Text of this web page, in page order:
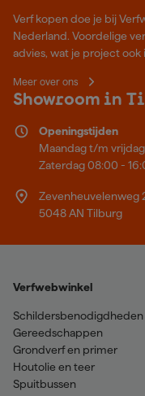
Verf kopen doe je bij
Nederland. Voordelige
advies, wat je project ook
Meer over ons
Showroom in
Openingstijden
Maandag t/m
Zaterdag 08:00 -
Zevenheuvelenweg
5048 AN Tilburg
Verfwebwinkel
Schildersbenodigdheden
Gereedschappen
Grondverf en primer
Houtolie en teer
Spuitbussen